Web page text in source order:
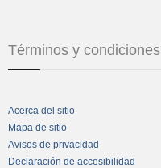
Términos y condiciones
Acerca del sitio
Mapa de sitio
Avisos de privacidad
Declaración de accesibilidad